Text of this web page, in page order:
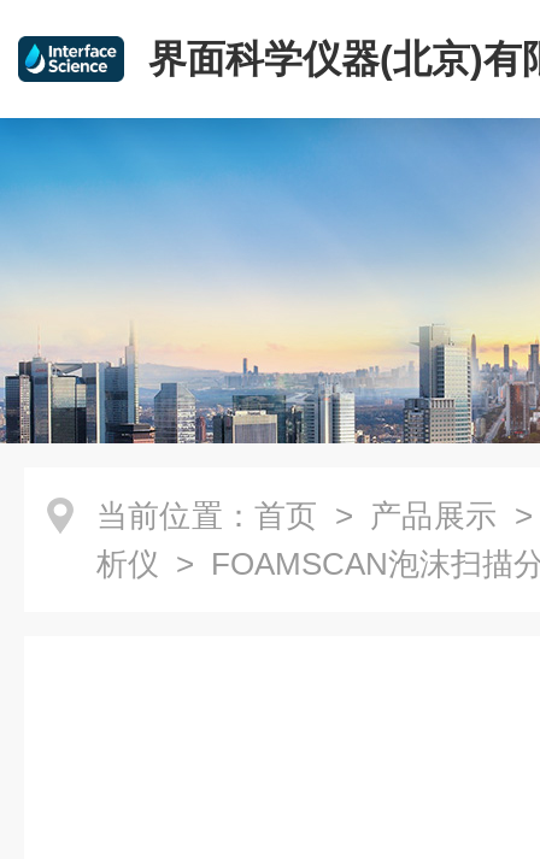
界面科学仪器(北京)有
当前位置： 首页 > 产品展示
析仪 > FOAMSCAN泡沫扫描